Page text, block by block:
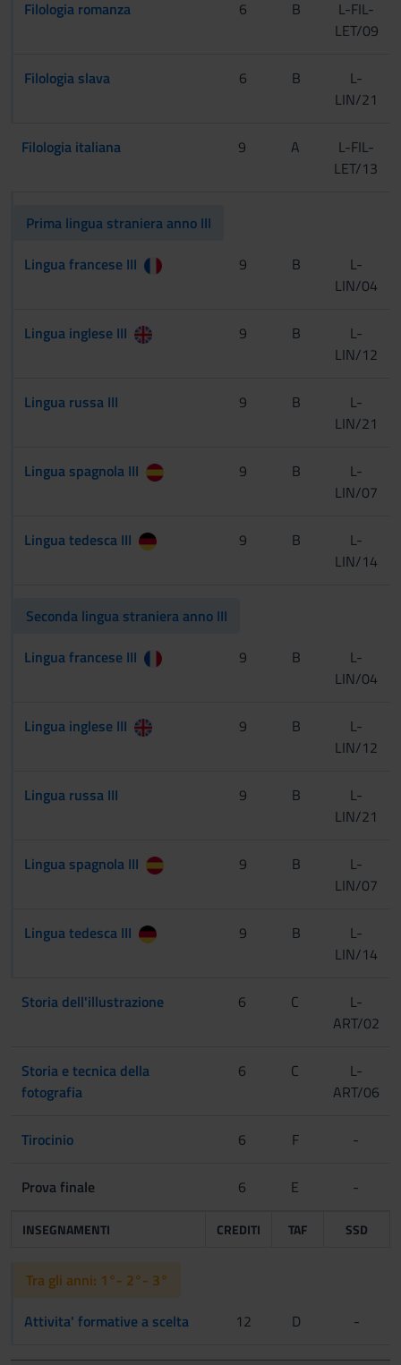
Filologia romanza 6 B
L-FIL-
LET/09
Filologia slava 6 B
L-
LIN/21
Filologia italiana 9 A
L-FIL-
LET/13
Prima lingua straniera anno III
Lingua francese III
9 B
L-
LIN/04
Lingua inglese III 9 B
L-
LIN/12
Lingua russa III 9 B
L-
LIN/21
Lingua spagnola III 9 B
L-
LIN/07
Lingua tedesca III 9 B
L-
LIN/14
Seconda lingua straniera anno III
Lingua francese III
9 B
L-
LIN/04
Lingua inglese III 9 B
L-
LIN/12
Lingua russa III 9 B
L-
LIN/21
Lingua spagnola III 9 B
L-
LIN/07
Lingua tedesca III 9 B
L-
LIN/14
Storia dell'illustrazione 6 C
L-
ART/02
Storia e tecnica della
fotografia
6 C
L-
ART/06
Tirocinio 6 F -
Prova finale 6 E -
INSEGNAMENTI CREDITI TAF SSD
Tra gli anni: 1°- 2°- 3°
Attivita' formative a scelta
12 D -